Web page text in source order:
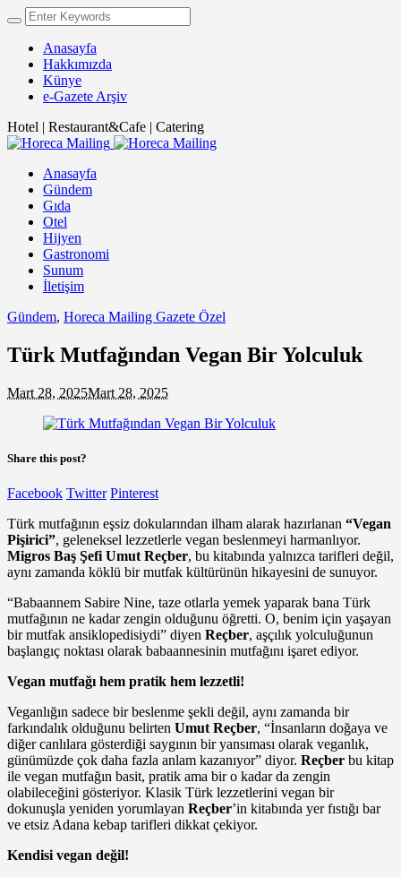
Anasayfa
Hakkımızda
Künye
e-Gazete Arşiv
Hotel | Restaurant&Cafe | Catering
Anasayfa
Gündem
Gıda
Otel
Hijyen
Gastronomi
Sunum
İletişim
Gündem, Horeca Mailing Gazete Özel
Türk Mutfağından Vegan Bir Yolculuk
Mart 28, 2025Mart 28, 2025
Share this post?
Facebook Twitter Pinterest
Türk mutfağının eşsiz dokularından ilham alarak hazırlanan “Vegan
Pişirici”, geleneksel lezzetlerle vegan beslenmeyi harmanlıyor.
Migros Baş Şefi Umut Reçber, bu kitabında yalnızca tarifleri değil,
aynı zamanda köklü bir mutfak kültürünün hikayesini de sunuyor.
“Babaannem Sabire Nine, taze otlarla yemek yaparak bana Türk
mutfağının ne kadar zengin olduğunu öğretti. O, benim için yaşayan
bir mutfak ansiklopedisiydi” diyen Reçber, aşçılık yolculuğunun
başlangıç noktası olarak babaannesinin mutfağını işaret ediyor.
Vegan mutfağı hem pratik hem lezzetli!
Veganlığın sadece bir beslenme şekli değil, aynı zamanda bir
farkındalık olduğunu belirten Umut Reçber, “İnsanların doğaya ve
diğer canlılara gösterdiği saygının bir yansıması olarak veganlık,
günümüzde çok daha fazla anlam kazanıyor” diyor. Reçber bu kitap
ile vegan mutfağın basit, pratik ama bir o kadar da zengin
olabileceğini gösteriyor. Klasik Türk lezzetlerini vegan bir
dokunuşla yeniden yorumlayan Reçber’in kitabında yer fıstığı bar
ve etsiz Adana kebap tarifleri dikkat çekiyor.
Kendisi vegan değil!